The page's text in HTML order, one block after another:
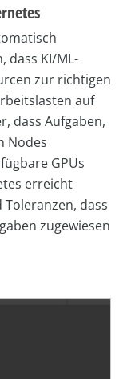
dass KI/ML-
zur richtigen
auf
dass Aufgaben,
Nodes
GPUs
erreicht
dass
zugewiesen